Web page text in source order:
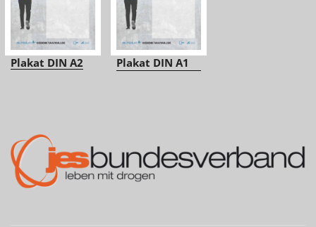
Plakat DIN A2 Plakat DIN A1